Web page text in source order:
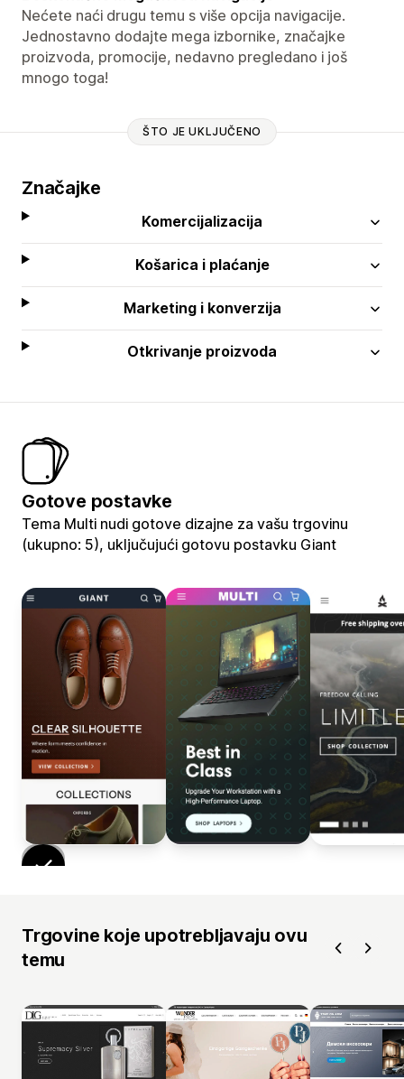
Nećete naći drugu temu s više opcija navigacije.
Jednostavno dodajte mega izbornike, značajke
proizvoda, promocije, nedavno pregledano i još
mnogo toga!
ŠTO JE UKLJUČENO
Značajke
Komercijalizacija
Košarica i plaćanje
Marketing i konverzija
Otkrivanje proizvoda
Gotove postavke
Tema Multi nudi gotove dizajne za vašu trgovinu
(ukupno: 5), uključujući gotovu postavku Giant
Trgovine koje upotrebljavaju ovu
temu